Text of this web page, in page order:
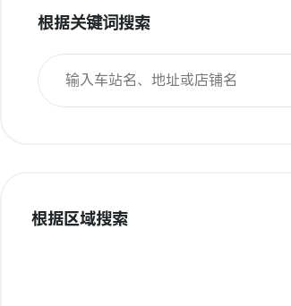
根据关键词搜索
根据区域搜索